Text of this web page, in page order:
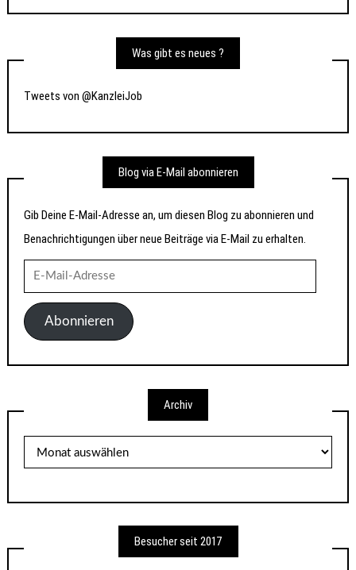
Was gibt es neues ?
Tweets von @KanzleiJob
Blog via E-Mail abonnieren
Gib Deine E-Mail-Adresse an, um diesen Blog zu abonnieren und
Benachrichtigungen über neue Beiträge via E-Mail zu erhalten.
Mail-
AdresseAbonnieren
Archiv
Besucher seit 2017